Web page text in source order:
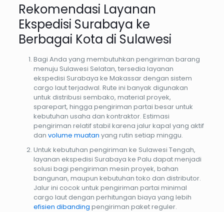
Rekomendasi Layanan
Ekspedisi Surabaya ke
Berbagai Kota di Sulawesi
Bagi Anda yang membutuhkan pengiriman barang
menuju Sulawesi Selatan, tersedia layanan
ekspedisi Surabaya ke Makassar dengan sistem
cargo laut terjadwal. Rute ini banyak digunakan
untuk distribusi sembako, material proyek,
sparepart, hingga pengiriman partai besar untuk
kebutuhan usaha dan kontraktor. Estimasi
pengiriman relatif stabil karena jalur kapal yang aktif
dan volume muatan yang rutin setiap minggu.
Untuk kebutuhan pengiriman ke Sulawesi Tengah,
layanan ekspedisi Surabaya ke Palu dapat menjadi
solusi bagi pengiriman mesin proyek, bahan
bangunan, maupun kebutuhan toko dan distributor.
Jalur ini cocok untuk pengiriman partai minimal
cargo laut dengan perhitungan biaya yang lebih
efisien dibanding pengiriman paket reguler.